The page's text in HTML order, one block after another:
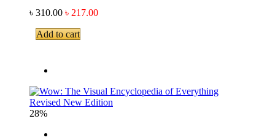
৳ 310.00 ৳ 217.00
Add to cart
28%